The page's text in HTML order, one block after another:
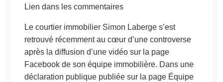
Lien dans les commentaires
Le courtier immobilier Simon Laberge s’est
retrouvé récemment au cœur d’une controverse
après la diffusion d’une vidéo sur la page
Facebook de son équipe immobilière. Dans une
déclaration publique publiée sur la page Équipe